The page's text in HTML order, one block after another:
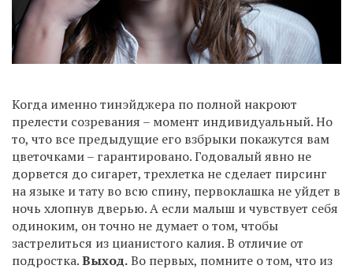
Когда именно тинэйджера по полной накроют
прелести созревания – момент индивидуальный. Но
то, что все предыдущие его взбрыки покажутся вам
цветочками – гарантировано. Годовалый явно не
дорвется до сигарет, трехлетка не сделает пирсинг
на языке и тату во всю спину, первоклашка не уйдет в
ночь хлопнув дверью. А если малыш и чувствует себя
одиноким, он точно не думает о том, чтобы
застрелиться из цианистого калия. В отличие от
подростка.Выход.Во первых, помните о том, что из